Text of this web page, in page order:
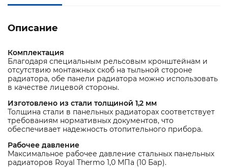
Описание
Комплектация
Благодаря специальным рельсовым кронштейнам и
отсутствию монтажных скоб на тыльной стороне
радиатора, обе панели радиатора можно использовать
в качестве лицевой стороны.
Изготовлено из стали толщиной 1,2 мм
Толщина стали в панельных радиаторах соответствует
требованиям нормативных документов, что
обеспечивает надежность отопительного прибора.
Рабочее давление
Максимальное рабочее давление стальных панельных
радиаторов Royal Thermo 1,0 МПа (10 Бар).